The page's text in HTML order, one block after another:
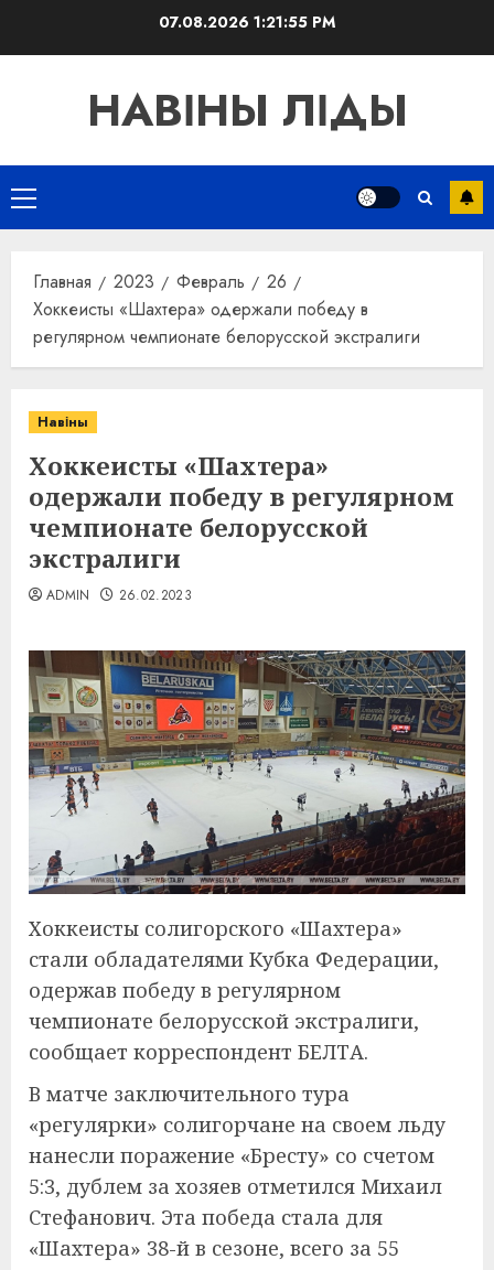
07.08.2026 1:21:56 PM
НАВІНЫ ЛІДЫ
Основное
меню
Главная 2023 Февраль
26
Хоккеисты «Шахтера» одержали победу в
регулярном чемпионате белорусской экстралиги
Навіны
Хоккеисты «Шахтера»
одержали победу в регулярном
чемпионате белорусской
экстралиги
ADMIN 26.02.2023
Хоккеисты солигорского «Шахтера»
стали обладателями Кубка Федерации,
одержав победу в регулярном
чемпионате белорусской экстралиги,
сообщает корреспондент БЕЛТА.
В матче заключительного тура
«регулярки» солигорчане на своем льду
нанесли поражение «Бресту» со счетом
5:3, дублем за хозяев отметился Михаил
Стефанович. Эта победа стала для
«Шахтера» 38-й в сезоне, всего за 55